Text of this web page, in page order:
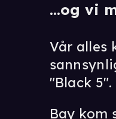
...og vi
Vår alles
"Black
Bay kom